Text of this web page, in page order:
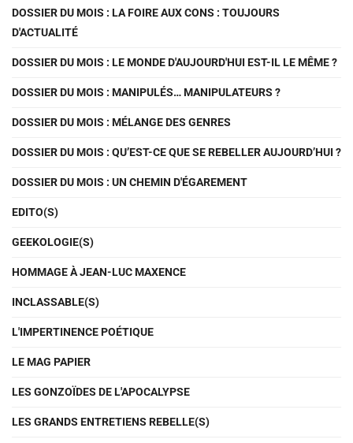
DOSSIER DU MOIS : LA FOIRE AUX CONS : TOUJOURS
D'ACTUALITÉ
DOSSIER DU MOIS : LE MONDE D'AUJOURD'HUI EST-IL LE MÊME ?
DOSSIER DU MOIS : MANIPULÉS… MANIPULATEURS ?
DOSSIER DU MOIS : MÉLANGE DES GENRES
DOSSIER DU MOIS : QU’EST-CE QUE SE REBELLER AUJOURD’HUI ?
DOSSIER DU MOIS : UN CHEMIN D'ÉGAREMENT
EDITO(S)
GEEKOLOGIE(S)
HOMMAGE À JEAN-LUC MAXENCE
INCLASSABLE(S)
L'IMPERTINENCE POÉTIQUE
LE MAG PAPIER
LES GONZOÏDES DE L'APOCALYPSE
LES GRANDS ENTRETIENS REBELLE(S)